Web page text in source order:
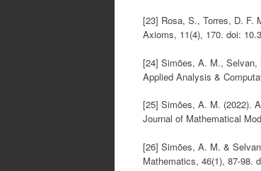
[23] Rosa, S., Torres, D. F.
Axioms, 11(4), 170. doi:
[24] Simões, A. M., Selvan,
Applied Analysis &
[25] Simões, A. M. (2022).
Journal of Mathematical
[26] Simões, A. M. &
Mathematics, 46(1), 87-98.